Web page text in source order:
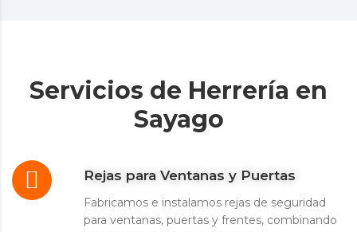
Servicios de Herrería en
Sayago
Rejas para Ventanas y Puertas
Fabricamos e instalamos rejas de seguridad
para ventanas, puertas y frentes, combinando